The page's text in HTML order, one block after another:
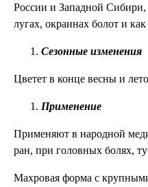
России и Западной
лугах, окраинах болот и
Сезонные изменения
Цветет в конце весны и
Применение
Применяют в народной
ран, при головных болях,
Махровая форма с